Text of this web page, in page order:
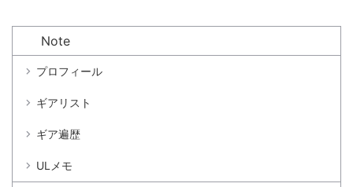
Note
プロフィール
ギアリスト
ギア遍歴
ULメモ